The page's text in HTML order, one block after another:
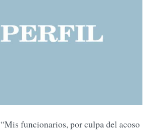
“Mis funcionarios, por culpa del acoso